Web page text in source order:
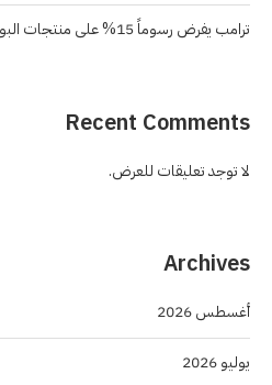
ترامب يفرض رسوماً 15% على منتجات البولي سيليكون
Recent Comments
لا توجد تعليقات للعرض.
Archives
أغسطس 2026
يوليو 2026